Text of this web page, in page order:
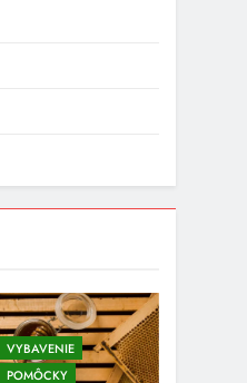
VYBAVENIE
POMÔCKY